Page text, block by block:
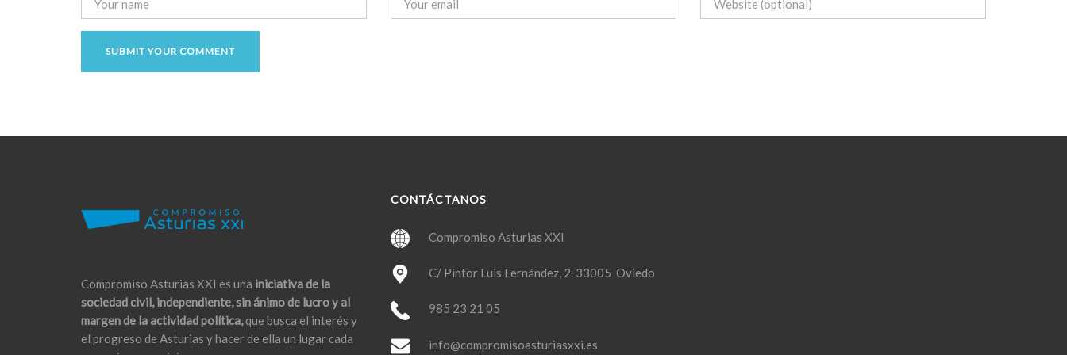
Compromiso Asturias XXI es una iniciativa de la
sociedad civil, independiente, sin ánimo de lucro y al
margen de la actividad política,que busca el interés y
el progreso de Asturias y hacer de ella un lugar cada
CONTÁCTANOS
Compromiso Asturias XXI
C/ Pintor Luis Fernández, 2. 33005 Oviedo
985 23 21 05
info@compromisoasturiasxxi.es